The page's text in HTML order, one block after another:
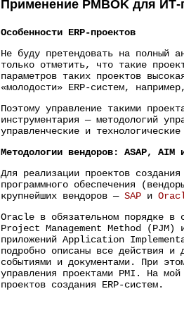
Применение PMBOK для ИТ-
Особенности ERP-проектов
Не буду претендовать на полный
только отметить, что такие
параметров таких проектов
«молодости» ERP-систем,
Поэтому управление такими
инструментария ― методологий
управленческие и
Методологии вендоров: ASAP, AIM
Для реализации проектов
программного обеспечения
крупнейших вендоров ― SAP и
Oracle в обязательном порядке в
Project Management Method (PJM)
приложений Application
подробно описаны все действия
событиями и документами. При
управления проектами PMI. На
проектов создания ERP-систем.